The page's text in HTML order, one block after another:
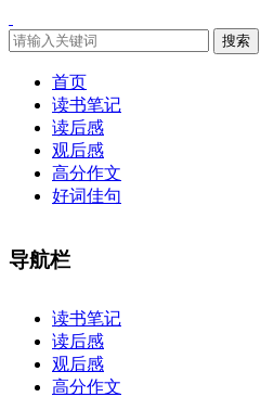
搜索
首页
读书笔记
读后感
观后感
高分作文
好词佳句
导航栏
读书笔记
读后感
观后感
高分作文